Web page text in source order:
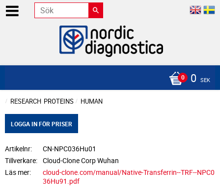
0 SEK
RESEARCH PROTEINS HUMAN
LOGGA IN FÖR PRISER
Artikelnr
CN-NPC036Hu01
Tillverkare
Cloud-Clone Corp Wuhan
Läs mer
cloud-clone.com/manual/Native-Transferrin--TRF--NPC0
36Hu91.pdf